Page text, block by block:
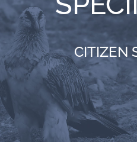
RESOURCES
NEWS
CONTACT
WooCommerce Cart
CITIZEN